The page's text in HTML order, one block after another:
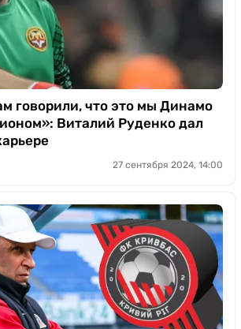
говорили, что это мы Динамо
Виталий Руденко дал
27 сентября 2024, 14:00